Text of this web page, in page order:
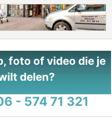
foto of video die je
delen?
- 574 71 321